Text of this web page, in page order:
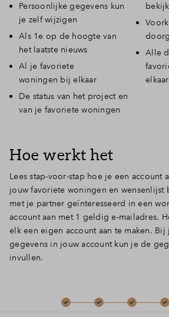
Persoonlijke gegevens kun
je zelf wijzigen
Als 1e op de hoogte van
het laatste nieuws
Al je favoriete
woningen bij elkaar
De status van het project en
van je favoriete woningen
Alle
Hoe werkt het
Lees stap-voor-stap hoe je een account
jouw favoriete woningen en wensenlijst
met je partner geïnteresseerd in een
account aan met 1 geldig e-mailadres.
elk een eigen account aan te maken.
gegevens in jouw account kun je de
invullen.